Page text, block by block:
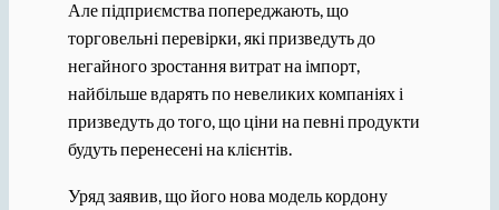
Але підприємства попереджають, що
торговельні перевірки, які призведуть до
негайного зростання витрат на імпорт,
найбільше вдарять по невеликих компаніях і
призведуть до того, що ціни на певні продукти
будуть перенесені на клієнтів.
Уряд заявив, що його нова модель кордону